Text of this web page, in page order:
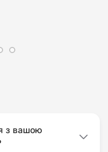
з вашою